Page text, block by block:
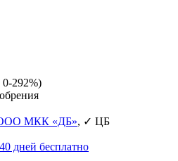
292%)
МКК «ДБ», ✓ ЦБ
дней бесплатно